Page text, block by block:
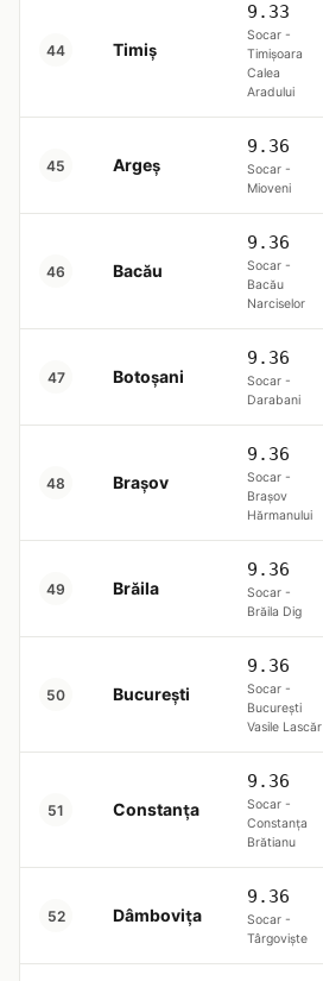
44 Timiș
9.33
Socar -
Timișoara
Calea
Aradului
45 Argeș
9.36
Socar -
Mioveni
46 Bacău
9.36
Socar -
Bacău
Narciselor
47 Botoșani
9.36
Socar -
Darabani
48 Brașov
9.36
Socar -
Brașov
Hărmanului
49 Brăila
9.36
Socar -
Brăila Dig
50 Bucureşti
9.36
Socar -
București
Vasile Lascăr
51 Constanța
9.36
Socar -
Constanța
Brătianu
52 Dâmbovița
9.36
Socar -
Târgoviște